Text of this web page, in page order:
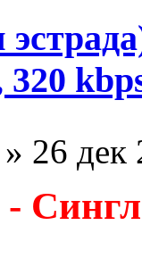
320
» 26 дек